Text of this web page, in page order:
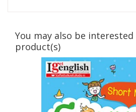
You may also be
product(s)